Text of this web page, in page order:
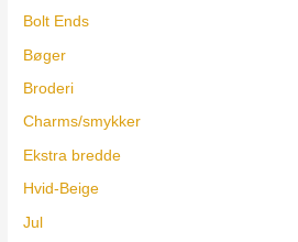
Bolt Ends
Bøger
Broderi
Charms/smykker
Ekstra bredde
Hvid-Beige
Jul